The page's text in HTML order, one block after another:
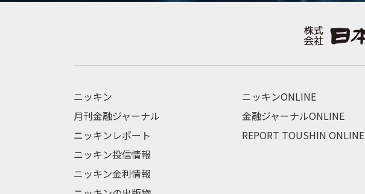
ニッキン
月刊金融ジャーナル
ニッキンレポート
ニッキン投信情報
ニッキン金利情報
ニッキンONLINE
金融ジャーナルONLINE
REPORT TOUSHIN ONLINE